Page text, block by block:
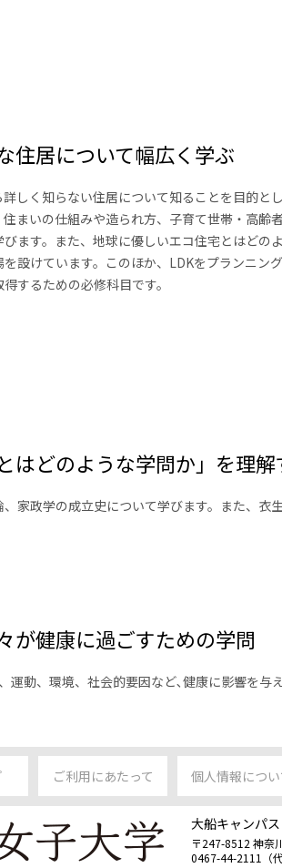
住居について幅広く学ぶ
しく知らない住居について知ることを目的と
住まいの仕組みや造られ方、子育て世帯・高齢
ます。また、地球に優しいエコ住宅とはどの
設けています。このほか、LDKをプランニン
するための必修科目です。
はどのような学問か」を理解
家政学の成立史について学びます。また、衣
が健康に過ごすための学問
運動、環境、社会的要因など､健康に影響を与
ご利用にあたって 個人情報につい
大船キャンパス
〒247-8512 神奈
0467-44-2111（